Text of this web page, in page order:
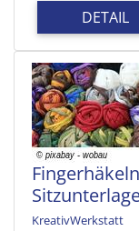
DETAIL
KreativWerkstatt